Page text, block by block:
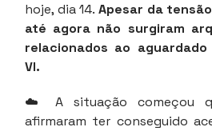
hoje, dia 14. Apesar da
até agora não surgiram
relacionados ao
VI.
☁️ A situação começou
afirmaram ter conseguido